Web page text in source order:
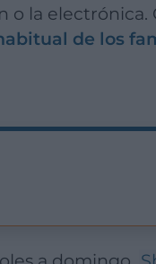
o la electrónica.
de los